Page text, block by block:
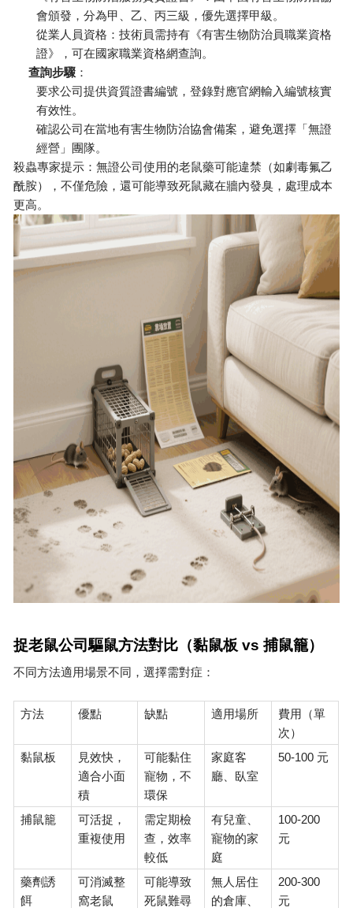
會頒發，分為甲、乙、丙三級，優先選擇甲級。
從業人員資格：技術員需持有《有害生物防治員職業資格
證》，可在國家職業資格網查詢。
查詢步驟 ：
要求公司提供資質證書編號，登錄對應官網輸入編號核實
有效性。
確認公司在當地有害生物防治協會備案，避免選擇「無證
經營」團隊。
殺蟲專家提示：無證公司使用的老鼠藥可能違禁（如劇毒氟乙
酰胺），不僅危險，還可能導致死鼠藏在牆內發臭，處理成本
更高。
捉老鼠公司驅鼠方法對比（黏鼠板 vs捕鼠籠）
不同方法適用場景不同，選擇需對症：
方法 優點 缺點 適用場所
費用（單
次）
黏鼠板
見效快，
適合小面
積
可能黏住
寵物，不
環保
家庭客
廳、臥室
50-100 元
捕鼠籠
可活捉，
重複使用
需定期檢
查，效率
較低
有兒童、
寵物的家
庭
100-200
元
藥劑誘
餌
可消滅整
窩老鼠
可能導致
死鼠難尋
無人居住
的倉庫、
200-300
元